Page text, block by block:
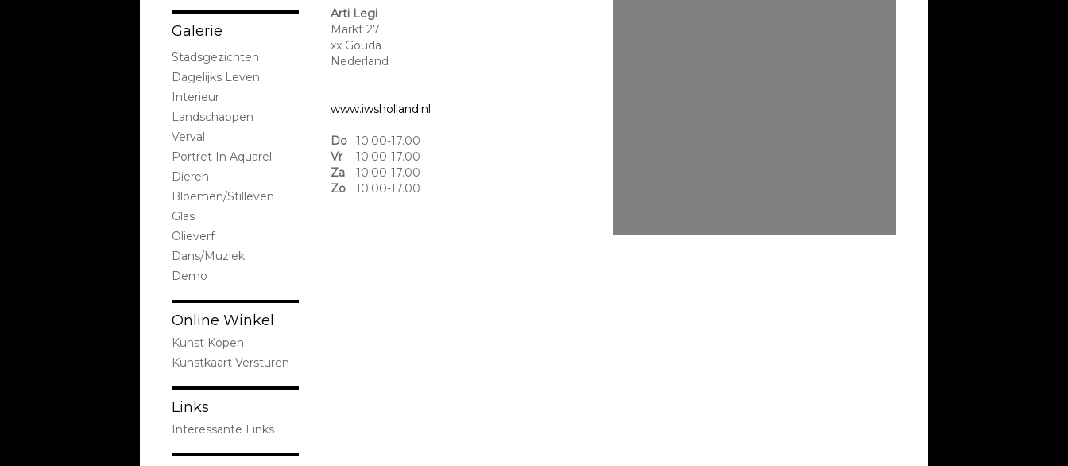
Arti Legi
Markt 27
xx Gouda
Nederland
www.iwsholland.nl
Do
10.00-17.00
Vr
10.00-17.00
Za
10.00-17.00
Zo
10.00-17.00
Galerie
Stadsgezichten
Dagelijks Leven
Interieur
Landschappen
Verval
Portret In Aquarel
Dieren
Bloemen/stilleven
Glas
Olieverf
Dans/Muziek
Demo
Online Winkel
Kunst Kopen
Kunstkaart Versturen
Links
Interessante Links